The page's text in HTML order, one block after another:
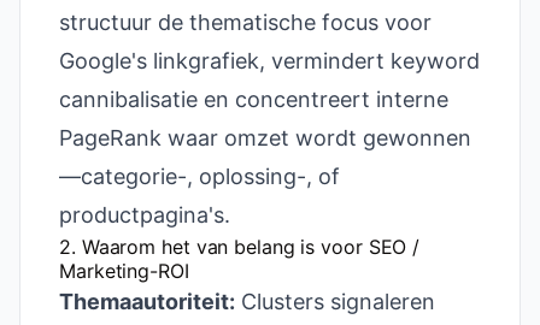
structuur de thematische focus voor
Google's linkgrafiek, vermindert keyword
cannibalisatie en concentreert interne
PageRank waar omzet wordt gewonnen
—categorie-, oplossing-, of
productpagina's.
2. Waarom het van belang is voor SEO /
Marketing-ROI
Themaautoriteit: Clusters signaleren